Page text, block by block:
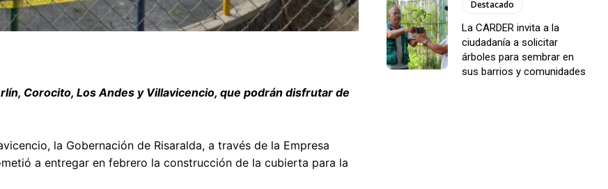
Corocito, Los Andes y Villavicencio, que podrán disfrutar de
la Gobernación de Risaralda, a través de la Empresa
a entregar en febrero la construcción de la cubierta para la
Destacado
La CARDER invita a la
ciudadanía a solicitar
árboles para sembrar en
sus barrios y comunidades